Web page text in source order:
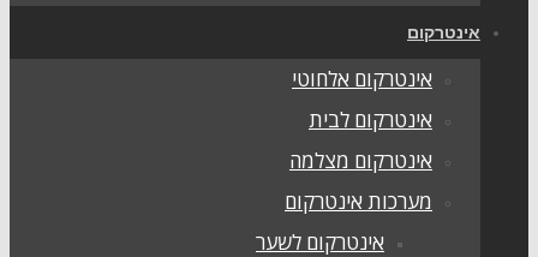
אינטרקום
אינטרקום אלחוטי
אינטרקום לבית
אינטרקום מצלמה
מערכות אינטרקום
אינטרקום לשער